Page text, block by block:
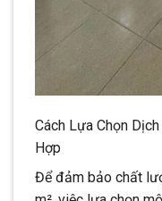
Cách Lựa Chọn
Hợp
Để đảm bảo chất